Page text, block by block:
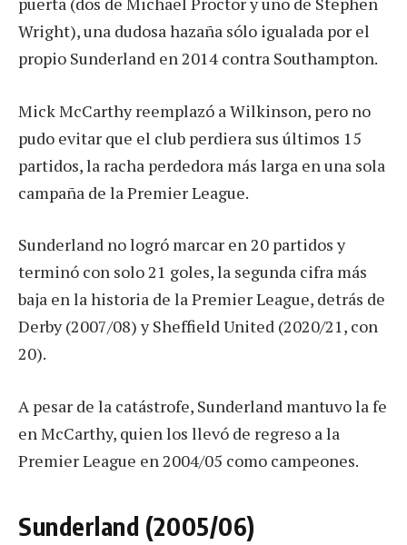
Wright), una dudosa hazaña sólo igualada por el
propio Sunderland en 2014 contra Southampton.
Mick McCarthy reemplazó a Wilkinson, pero no
pudo evitar que el club perdiera sus últimos 15
partidos, la racha perdedora más larga en una sola
campaña de la Premier League.
Sunderland no logró marcar en 20 partidos y
terminó con solo 21 goles, la segunda cifra más
baja en la historia de la Premier League, detrás de
Derby (2007/08) y Sheffield United (2020/21, con
20).
A pesar de la catástrofe, Sunderland mantuvo la fe
en McCarthy, quien los llevó de regreso a la
Premier League en 2004/05 como campeones.
Sunderland (2005/06)